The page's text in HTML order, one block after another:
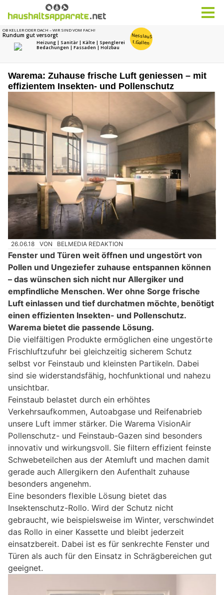
Warema: Zuhause frische Luft geniessen – mit
effizientem Insekten- und Pollenschutz
26.06.18 VON BELMEDIA REDAKTION
Fenster und Türen weit öffnen und ungestört von
Pollen und Ungeziefer zuhause entspannen können
– das wünschen sich nicht nur Allergiker und
empfindliche Menschen. Wer ohne Sorge frische
Luft einlassen und tief durchatmen möchte, benötigt
einen effizienten Insekten- und Pollenschutz.
Warema bietet die passende Lösung.
Die vielfältigen Produkte ermöglichen eine ungestörte
Frischluftzufuhr bei gleichzeitig sicherem Schutz
selbst vor Feinstaub und kleinsten Partikeln. Dabei
sind sie widerstandsfähig, hochfunktional und nahezu
unsichtbar.
Feinstaub belastet durch ein erhöhtes
Verkehrsaufkommen, Autoabgase und Reifenabrieb
unsere Luft immer stärker. Die Warema VisionAir
Pollenschutz- und Feinstaub-Gazen sind besonders
innovativ und wirkungsvoll. Sie filtern effizient feinste
Schwebeteilchen aus der Atemluft und machen damit
gerade auch Allergikern den Aufenthalt zuhause
besonders angenehm.
Eine besonders flexible Lösung bietet das
Insektenschutz-Rollo. Wird der Schutz nicht
gebraucht, wie beispielsweise im Winter, verschwindet
das Rollo in einer Kassette und bleibt jederzeit
einsatzbereit. Dabei ist es für senkrechte Fenster und
Türen als auch für den Einsatz in Schrägbereichen gut
geeignet.